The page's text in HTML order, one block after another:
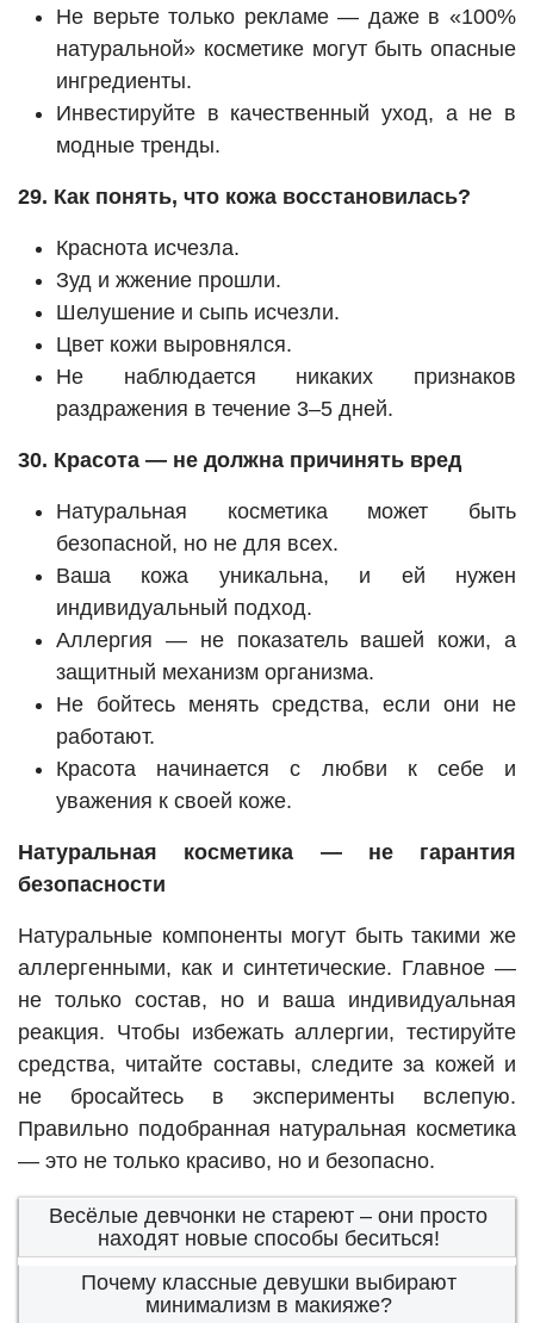
Не верьте только рекламе — даже в «100%
натуральной» косметике могут быть опасные
ингредиенты.
Инвестируйте в качественный уход, а не в
модные тренды.
29. Как понять, что кожа восстановилась?
Краснота исчезла.
Зуд и жжение прошли.
Шелушение и сыпь исчезли.
Цвет кожи выровнялся.
Не наблюдается никаких признаков
раздражения в течение 3–5 дней.
30. Красота — не должна причинять вред
Натуральная косметика может быть
безопасной, но не для всех.
Ваша кожа уникальна, и ей нужен
индивидуальный подход.
Аллергия — не показатель вашей кожи, а
защитный механизм организма.
Не бойтесь менять средства, если они не
работают.
Красота начинается с любви к себе и
уважения к своей коже.
Натуральная косметика — не гарантия
безопасности
Натуральные компоненты могут быть такими же
аллергенными, как и синтетические. Главное —
не только состав, но и ваша индивидуальная
реакция. Чтобы избежать аллергии, тестируйте
средства, читайте составы, следите за кожей и
не бросайтесь в эксперименты вслепую.
Правильно подобранная натуральная косметика
— это не только красиво, но и безопасно.
Весёлые девчонки не стареют – они просто
находят новые способы беситься!
Почему классные девушки выбирают
минимализм в макияже?